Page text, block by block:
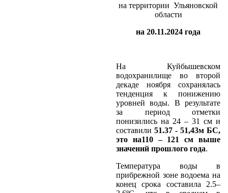
на территории Ульяновской
области
на 20.11.2024 года
На Куйбышевском
водохранилище во второй
декаде ноября сохранялась
тенденция к понижению
уровней воды. В результате
за период отметки
понизились на 24 – 31 см и
составили 51.37 - 51,43м БС,
это на110 – 121 см выше
значений прошлого года.
Температура воды в
прибрежной зоне водоема на
конец срока составила 2.5–